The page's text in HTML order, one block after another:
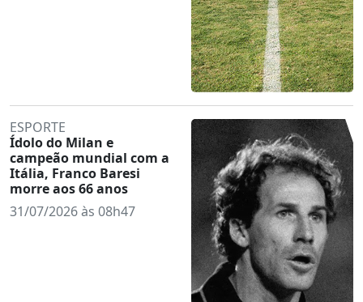
ESPORTE
Ídolo do Milan e
campeão mundial com a
Itália, Franco Baresi
morre aos 66 anos
31/07/2026 às 08h47